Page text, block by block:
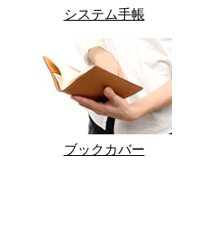
システム手帳
ブックカバー